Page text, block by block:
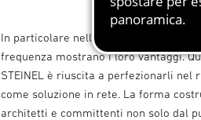
In particolare nelle aree pubbliche di
frequenza mostrano i loro vantaggi.
STEINEL è riuscita a perfezionarli nel
come soluzione in rete. La forma
architetti e committenti non solo dal